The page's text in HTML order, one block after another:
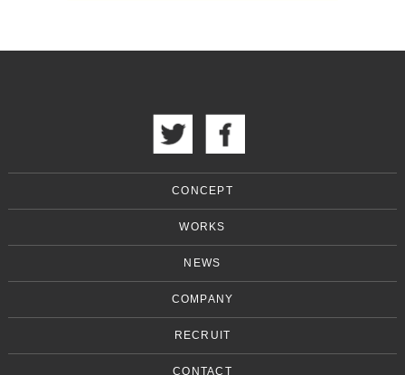
CONCEPT
WORKS
NEWS
COMPANY
RECRUIT
CONTACT